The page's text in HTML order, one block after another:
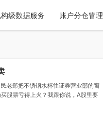
级数据服务 账户分仓管理
老郑把不锈钢水杯往证券营业部的窗
股票亏得上火？我跟你说，A股里要